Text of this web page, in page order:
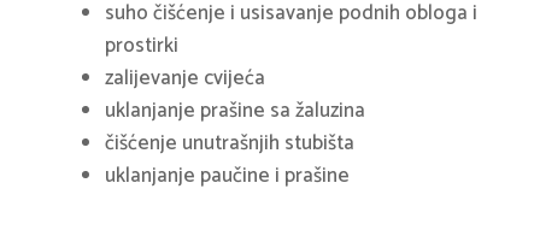
suho čišćenje i usisavanje podnih obloga i
prostirki
zalijevanje cvijeća
uklanjanje prašine sa žaluzina
čišćenje unutrašnjih stubišta
uklanjanje paučine i prašine